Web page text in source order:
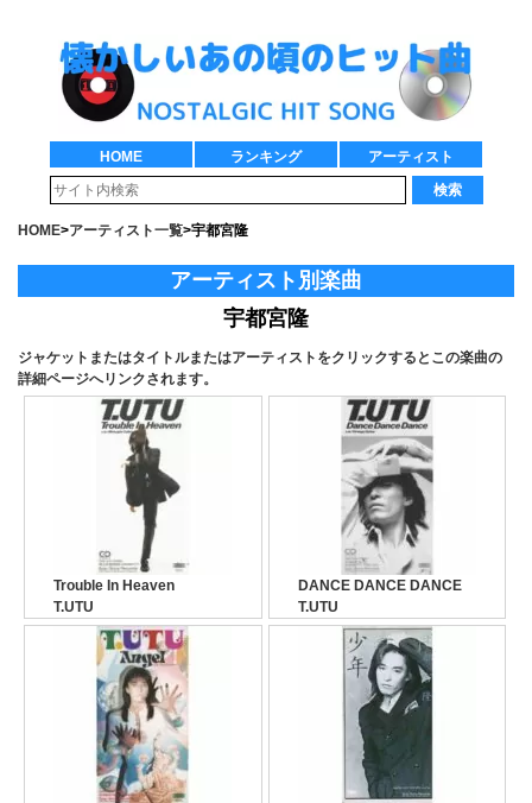
HOME ランキング
アーティスト
検索
HOME>アーティスト一覧>宇都宮隆
アーティスト別楽曲
宇都宮隆
ジャケットまたはタイトルまたはアーティストをクリックするとこの楽曲の
詳細ページへリンクされます。
Trouble In Heaven
T.UTU
DANCE DANCE DANCE
T.UTU